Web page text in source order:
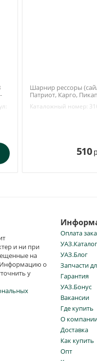
Шарнир рессоры
Патриот, Карго,
Каталожный номер:
510
и ни при
на
Информацию о
у
Оплата
УАЗ.Каталог
УАЗ.Блог
Запчасти
Гарантия
УАЗ.Бонус
Вакансии
Где купить
О
Доставка
Как купить
Опт